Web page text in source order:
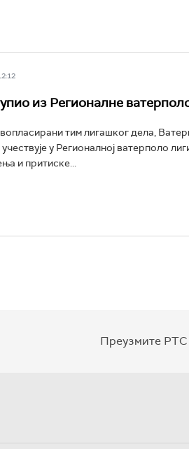
из Регионалне
тим лигашког дела,
у Регионалној ватерполо
и притиске...
Преузмите РТС